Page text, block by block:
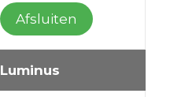
Afsluiten
Luminus